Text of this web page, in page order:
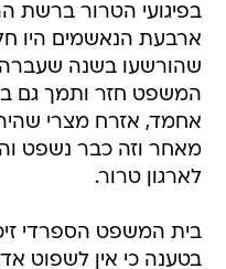
שהורשעו בשנה שעברה
המשפט חזר ותמך גם
אחמד, אזרח מצרי שהיה
מאחר וזה כבר נשפט
לארגון טרור.
בית המשפט הספרדי
בטענה כי אין לשפוט